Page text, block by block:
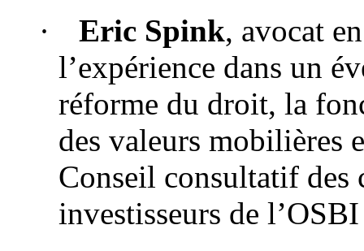
·
Eric Spink, avocat
l’expérience dans un
réforme du droit, la
des valeurs mobilières
Conseil consultatif des
investisseurs de